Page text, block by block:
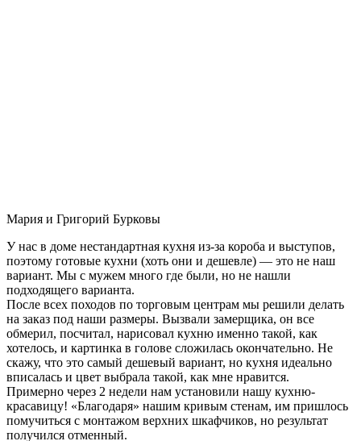
Мария и Григорий Бурковы
У нас в доме нестандартная кухня из-за короба и выступов,
поэтому готовые кухни (хоть они и дешевле) — это не наш
вариант. Мы с мужем много где были, но не нашли
подходящего варианта.
После всех походов по торговым центрам мы решили делать
на заказ под наши размеры. Вызвали замерщика, он все
обмерил, посчитал, нарисовал кухню именно такой, как
хотелось, и картинка в голове сложилась окончательно. Не
скажу, что это самый дешевый вариант, но кухня идеально
вписалась и цвет выбрала такой, как мне нравится.
Примерно через 2 недели нам установили нашу кухню-
красавицу! «Благодаря» нашим кривым стенам, им пришлось
помучиться с монтажом верхних шкафчиков, но результат
получился отменный.